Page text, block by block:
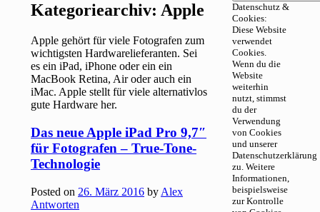
Kategoriearchiv:Apple
Apple gehört für viele Fotografen zum
wichtigsten Hardwarelieferanten. Sei
es ein iPad, iPhone oder ein ein
MacBook Retina, Air oder auch ein
iMac. Apple stellt für viele alternativlos
gute Hardware her.
Das neue Apple iPad Pro 9,7″
für Fotografen – True-Tone-
Technologie
Posted on 26. März 2016 by Alex
Antworten
Datenschutz &
Cookies:
Diese Website
verwendet
Cookies.
Wenn du die
Website
weiterhin
nutzt, stimmst
du der
Verwendung
von Cookies
und unserer
Datenschutzerklärung
zu. Weitere
Informationen,
beispielsweise
zur Kontrolle